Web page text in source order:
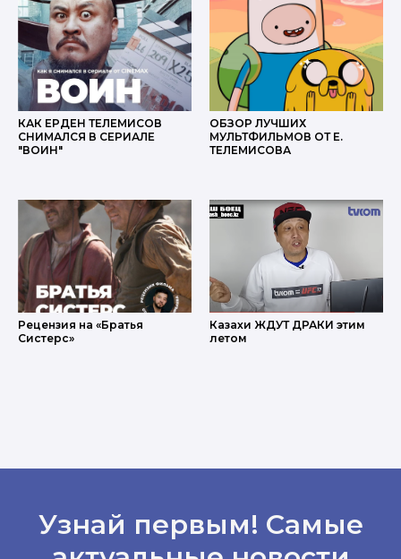
КАК ЕРДЕН ТЕЛЕМИСОВ
СНИМАЛСЯ В СЕРИАЛЕ
"ВОИН"
ОБЗОР ЛУЧШИХ
МУЛЬТФИЛЬМОВ ОТ Е.
ТЕЛЕМИСОВА
Рецензия на «Братья
Систерс»
Казахи ЖДУТ ДРАКИ этим
летом
Узнай первым! Самые